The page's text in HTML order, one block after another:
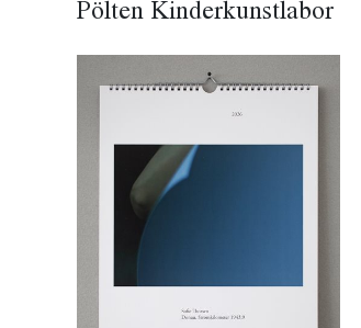
Pölten Kinderkunstlabor